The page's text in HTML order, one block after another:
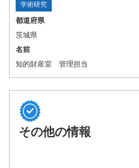
学術研究
都道府県
茨城県
名前
知的財産室 管理担当
その他の情報